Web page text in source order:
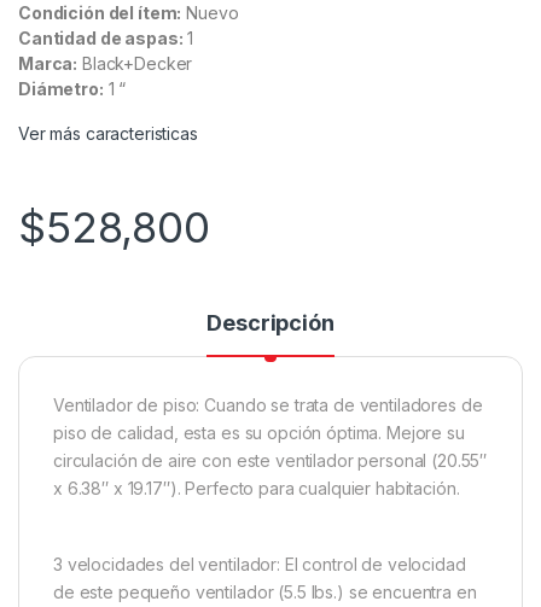
Condición del ítem: Nuevo
Cantidad de aspas: 1
Marca: Black+Decker
Diámetro: 1 “
Ver más caracteristicas
$528,800
Descripción
Ventilador de piso: Cuando se trata de ventiladores de
piso de calidad, esta es su opción óptima. Mejore su
circulación de aire con este ventilador personal (20.55″
x 6.38″ x 19.17″). Perfecto para cualquier habitación.
3 velocidades del ventilador: El control de velocidad
de este pequeño ventilador (5.5 lbs.) se encuentra en